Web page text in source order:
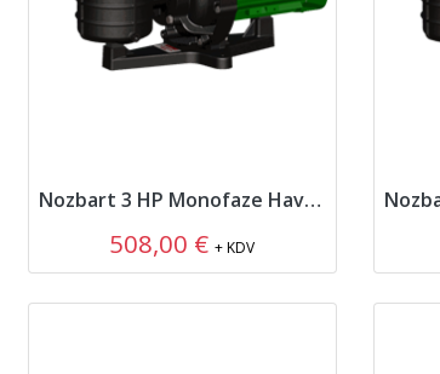
Nozbart 3 HP Monofaze Havuz Pompası
508,00 €+ KDV